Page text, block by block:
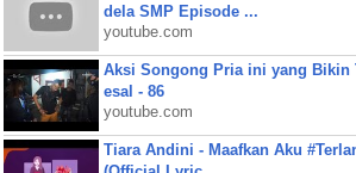
dela SMP Episode ...
youtube.com
Aksi Songong Pria ini yang Bikin
esal - 86
youtube.com
Tiara Andini - Maafkan Aku